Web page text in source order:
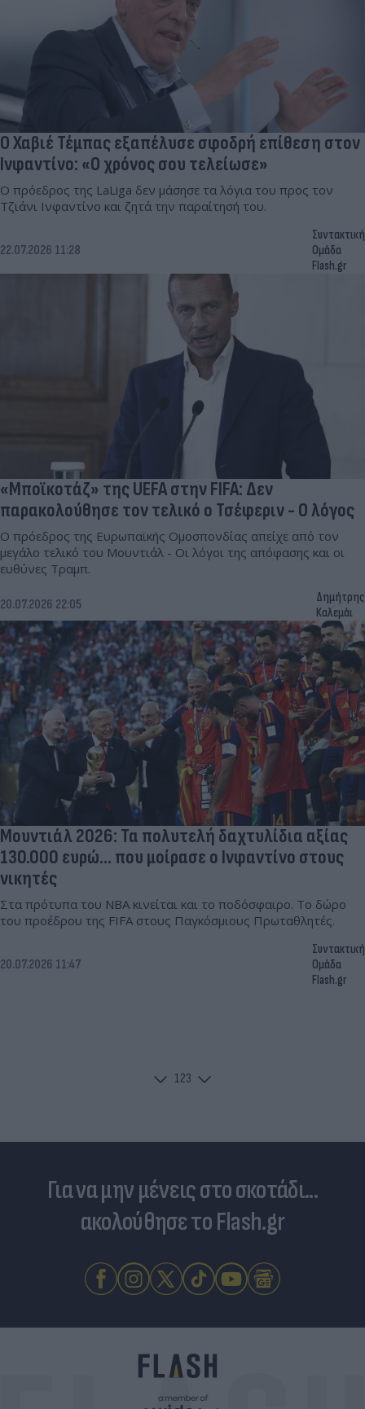
Ο Χαβιέ Τέμπας εξαπέλυσε σφοδρή επίθεση στον
Ινφαντίνο: «Ο χρόνος σου τελείωσε»
Ο πρόεδρος της LaLiga δεν μάσησε τα λόγια του προς τον
Τζιάνι Ινφαντίνο και ζητά την παραίτησή του.
22.07.2026 11:28
Συντακτική
Ομάδα
Flash.gr
«Μποϊκοτάζ» της UEFA στην FIFA: Δεν
παρακολούθησε τον τελικό ο Τσέφεριν - Ο λόγος
Ο πρόεδρος της Ευρωπαϊκής Ομοσπονδίας απείχε από τον
μεγάλο τελικό του Μουντιάλ - Οι λόγοι της απόφασης και οι
ευθύνες Τραμπ.
20.07.2026 22:05
Δημήτρης
Καλεμάι
Μουντιάλ 2026: Τα πολυτελή δαχτυλίδια αξίας
130.000 ευρώ... που μοίρασε ο Ινφαντίνο στους
νικητές
Στα πρότυπα του NBA κινείται και το ποδόσφαιρο. Το δώρο
του προέδρου της FIFA στους Παγκόσμιους Πρωταθλητές.
20.07.2026 11:47
Συντακτική
Ομάδα
Flash.gr
123
Για να μην μένεις στο σκοτάδι...
ακολούθησε το Flash.gr